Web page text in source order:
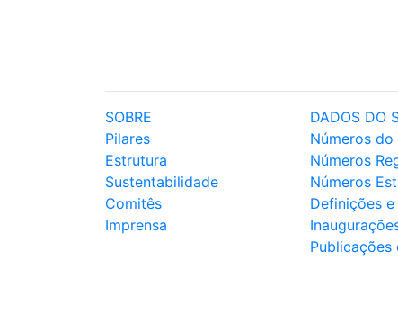
SOBRE
Pilares
Estrutura
Sustentabilidade
Comitês
Imprensa
DADOS DO
Números do
Números
Números
Definições
Publicações